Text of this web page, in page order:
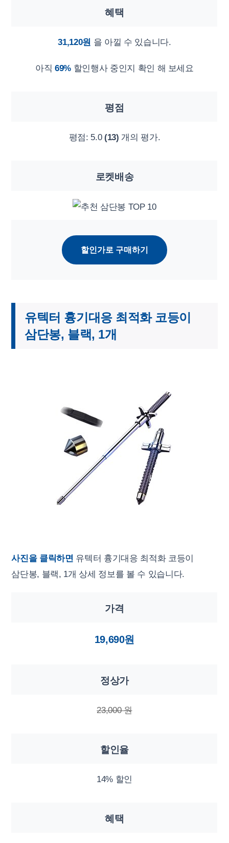
혜택
31,120원 을 아낄 수 있습니다.
아직 69%할인행사 중인지 확인 해 보세요
평점
평점: 5.0 (13) 개의 평가.
로켓배송
할인가로 구매하기
유텍터 흉기대응 최적화 코등이
삼단봉, 블랙, 1개
사진을 클릭하면 유텍터 흉기대응 최적화 코등이
삼단봉, 블랙, 1개 상세 정보를 볼 수 있습니다.
가격
19,690원
정상가
23,000 원
할인율
14% 할인
혜택